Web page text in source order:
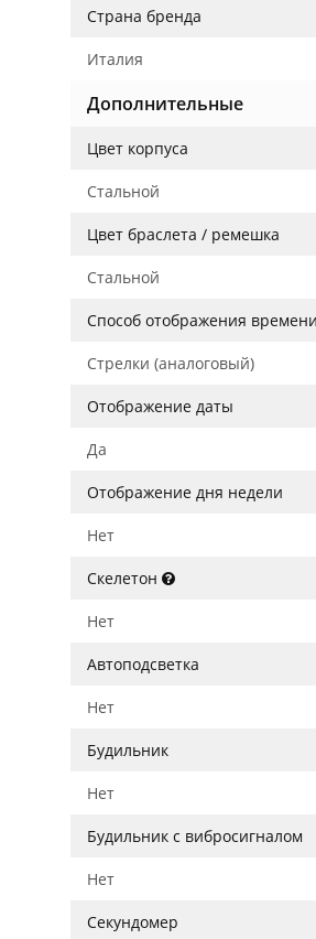
Страна бренда
Италия
Дополнительные
Цвет корпуса
Стальной
Цвет браслета / ремешка
Стальной
Способ отображения времени
Стрелки (аналоговый)
Отображение даты
Да
Отображение дня недели
Нет
Скелетон
Нет
Автоподсветка
Нет
Будильник
Нет
Будильник с вибросигналом
Нет
Секундомер